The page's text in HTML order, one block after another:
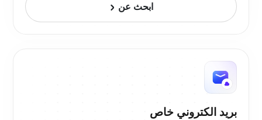
ابحث عن
بريد الكتروني خاص